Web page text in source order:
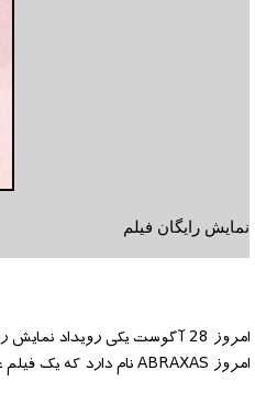
نمایش رایگان فیلم
امروز ABRAXAS نام دارد که یک فیلم علمی تخیلی می باشد و به ماجراهای یک پلیس فضایی می پردازد که به زمین رسیده و با انسانها ارتباط برقرار میکند.